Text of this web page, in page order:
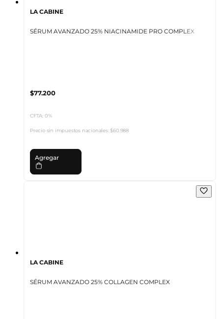
LA CABINE
SÉRUM AVANZADO 25% NIACINAMIDE PRO COMPLEX
$77.200
CFTA: 0%
Precio sin impuestos nacionales:$60.988
Agregar
LA CABINE
SÉRUM AVANZADO 25% COLLAGEN COMPLEX